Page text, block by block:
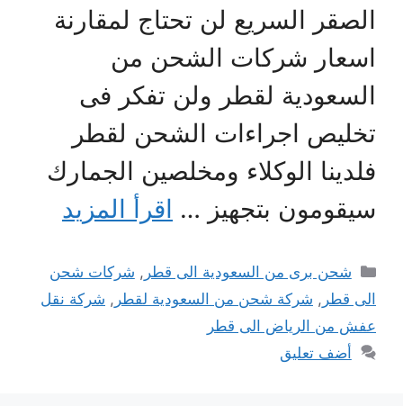
السريع لن تحتاج لمقارنة
شركات الشحن من
لقطر ولن تفكر فى
اجراءات الشحن لقطر
الوكلاء ومخلصين الجمارك
بتجهيز … اقرأ المزيد
التصنيفات
شحن برى من السعودية الى قطر ,شركات شحن
قطر ,شركة شحن من السعودية لقطر ,شركة نقل
من الرياض الى قطر
أضف تعليق